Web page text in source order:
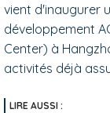
vient d'inaugurer
développement
Center) à
activités déjà